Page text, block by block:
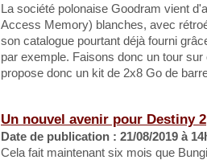
La société polonaise Goodram vient
Access Memory) blanches, avec
son catalogue pourtant déjà fourni
par exemple. Faisons donc un tour
propose donc un kit de 2x8 Go de
Un nouvel avenir pour Destiny 2
Date de publication : 21/08/2019 à
Cela fait maintenant six mois que